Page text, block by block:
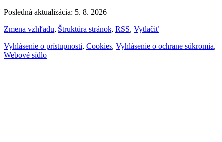
Posledná aktualizácia: 5. 8. 2026
Zmena vzhľadu, Štruktúra stránok, RSS, Vytlačiť
Vyhlásenie o prístupnosti, Cookies, Vyhlásenie o ochrane súkromia,
Webové sídlo